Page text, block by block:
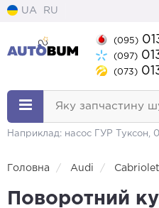
UA RU
(095)
(097)
(073)
Яку запчастину
Наприклад: насос ГУР Туксон,
Головна Audi Cabriolet
Поворотний